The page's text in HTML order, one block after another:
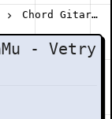
Chord Gitar Ku Di TanganMu - Vetry Kumaseh
- Vetry